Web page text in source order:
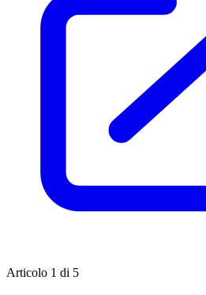
Articolo 1 di 5